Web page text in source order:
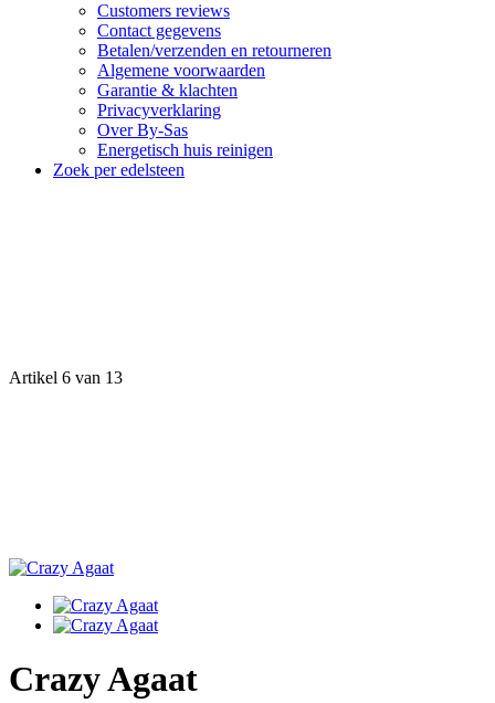
Customers reviews
Contact gegevens
Betalen/verzenden en retourneren
Algemene voorwaarden
Garantie & klachten
Privacyverklaring
Over By-Sas
Energetisch huis reinigen
Zoek per edelsteen
Artikel 6 van 13
Crazy Agaat